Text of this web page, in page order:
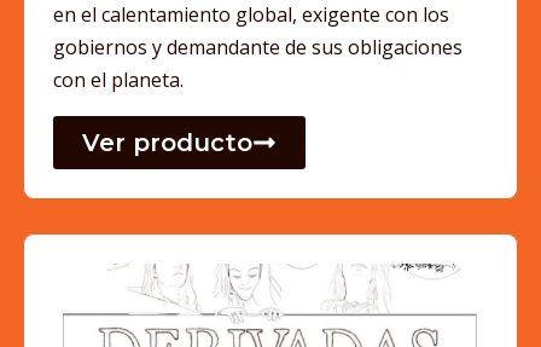
en el calentamiento global, exigente con los
gobiernos y demandante de sus obligaciones
con el planeta.
Ver producto